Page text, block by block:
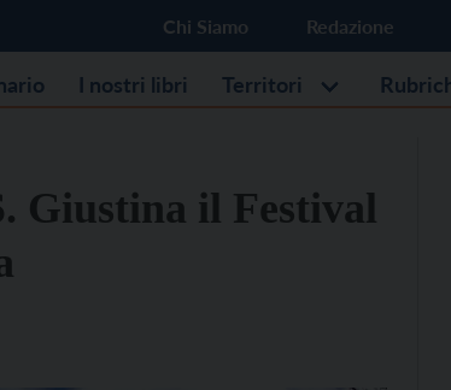
Chi Siamo Redazione
I nostri libri Territori
Giustina il Festival